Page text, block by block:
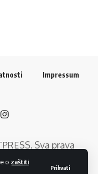
o zaštiti
Prihvati
Impressum
. Sva prava
GTrends -